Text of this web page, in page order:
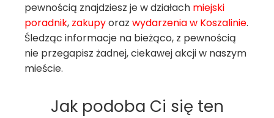
pewnością znajdziesz je w działach miejski
poradnik, zakupyoraz wydarzenia w Koszalinie.
Śledząc informacje na bieżąco, z pewnością
nie przegapisz żadnej, ciekawej akcji w naszym
mieście.
Jak podoba Ci się ten